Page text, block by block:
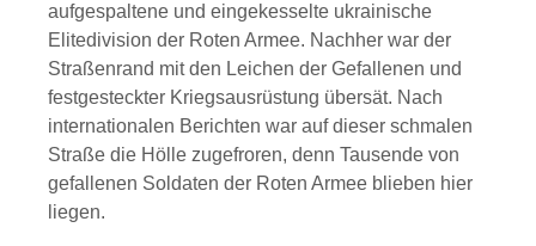
aufgespaltene und eingekesselte ukrainische
Elitedivision der Roten Armee. Nachher war der
Straßenrand mit den Leichen der Gefallenen und
festgesteckter Kriegsausrüstung übersät. Nach
internationalen Berichten war auf dieser schmalen
Straße die Hölle zugefroren, denn Tausende von
gefallenen Soldaten der Roten Armee blieben hier
liegen.